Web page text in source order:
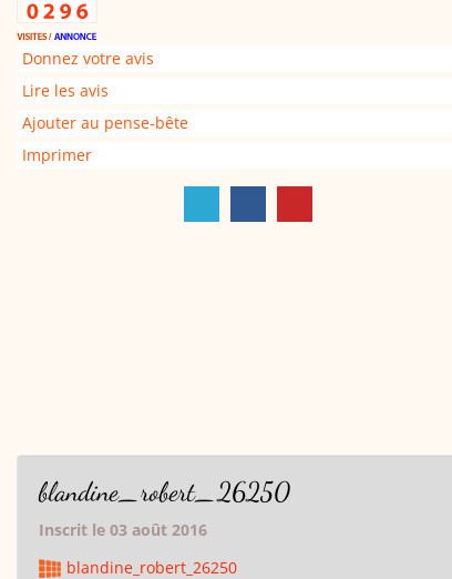
Donnez votre avis
Lire les avis
Ajouter au pense-bête
Imprimer
blandine_robert_26250
Inscrit le 03 août 2016
blandine_robert_26250